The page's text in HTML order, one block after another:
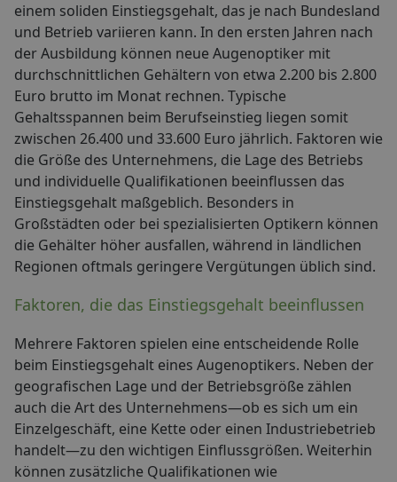
einem soliden Einstiegsgehalt, das je nach Bundesland
und Betrieb variieren kann. In den ersten Jahren nach
der Ausbildung können neue Augenoptiker mit
durchschnittlichen Gehältern von etwa 2.200 bis 2.800
Euro brutto im Monat rechnen. Typische
Gehaltsspannen beim Berufseinstieg liegen somit
zwischen 26.400 und 33.600 Euro jährlich. Faktoren wie
die Größe des Unternehmens, die Lage des Betriebs
und individuelle Qualifikationen beeinflussen das
Einstiegsgehalt maßgeblich. Besonders in
Großstädten oder bei spezialisierten Optikern können
die Gehälter höher ausfallen, während in ländlichen
Regionen oftmals geringere Vergütungen üblich sind.
Faktoren, die das Einstiegsgehalt beeinflussen
Mehrere Faktoren spielen eine entscheidende Rolle
beim Einstiegsgehalt eines Augenoptikers. Neben der
geografischen Lage und der Betriebsgröße zählen
auch die Art des Unternehmens—ob es sich um ein
Einzelgeschäft, eine Kette oder einen Industriebetrieb
handelt—zu den wichtigen Einflussgrößen. Weiterhin
können zusätzliche Qualifikationen wie